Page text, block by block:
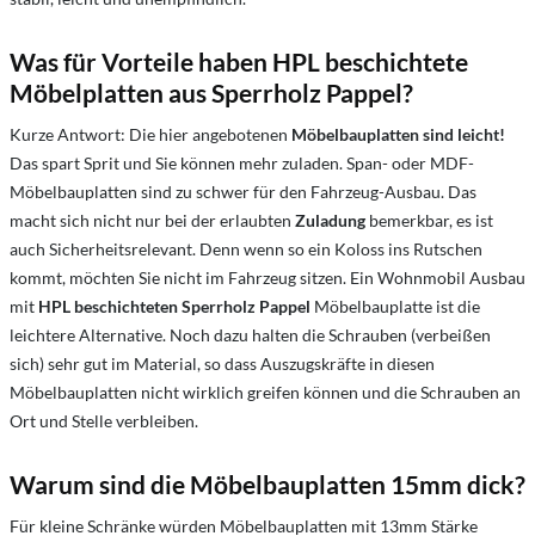
Was für Vorteile haben HPL beschichtete
Möbelplatten aus Sperrholz Pappel?
Kurze Antwort: Die hier angebotenen Möbelbauplatten sind leicht!
Das spart Sprit und Sie können mehr zuladen. Span- oder MDF-
Möbelbauplatten sind zu schwer für den Fahrzeug-Ausbau. Das
macht sich nicht nur bei der erlaubten Zuladung bemerkbar, es ist
auch Sicherheitsrelevant. Denn wenn so ein Koloss ins Rutschen
kommt, möchten Sie nicht im Fahrzeug sitzen. Ein Wohnmobil Ausbau
mit HPL beschichteten Sperrholz Pappel Möbelbauplatte ist die
leichtere Alternative. Noch dazu halten die Schrauben (verbeißen
sich) sehr gut im Material, so dass Auszugskräfte in diesen
Möbelbauplatten nicht wirklich greifen können und die Schrauben an
Ort und Stelle verbleiben.
Warum sind die Möbelbauplatten 15mm dick?
Für kleine Schränke würden Möbelbauplatten mit 13mm Stärke